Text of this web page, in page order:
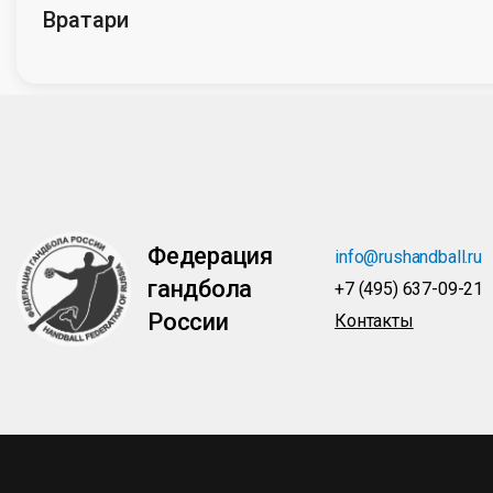
Вратари
Федерация
гандбола
России
info@rushandball.ru
+7 (495) 637-09-21
Контакты